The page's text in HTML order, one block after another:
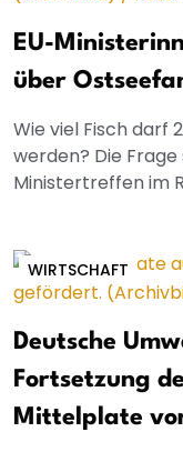
EU-
über
Wie viel Fisch darf
werden? Die
Ministertreffen im
WIRTSCHAFT
Deutsche
Fortsetzung
Mittelplate